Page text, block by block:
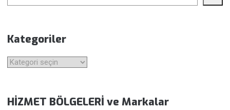
Kategoriler
Kategoriler
HİZMET BÖLGELERİ ve Markalar